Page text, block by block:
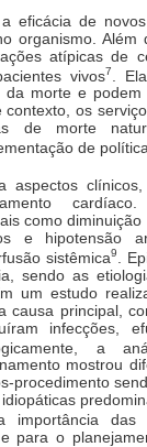
eficácia de
organismo. Além
atípicas de
vivos7
.
morte e podem
os
de morte
de
aspectos
como
e hipotensão
sistêmica9
.
sendo as
um estudo
causa principal,
infecções,
a
mostrou
procedimento
importância
para o